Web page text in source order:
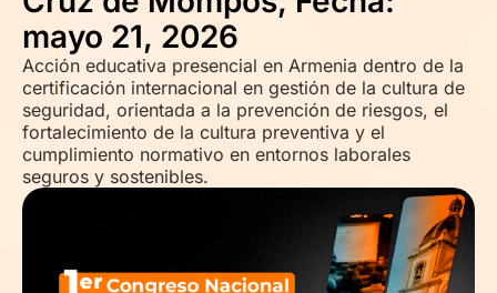
mayo 21, 2026
Acción educativa presencial en Armenia dentro de la
certificación internacional en gestión de la cultura de
seguridad, orientada a la prevención de riesgos, el
fortalecimiento de la cultura preventiva y el
cumplimiento normativo en entornos laborales
seguros y sostenibles.